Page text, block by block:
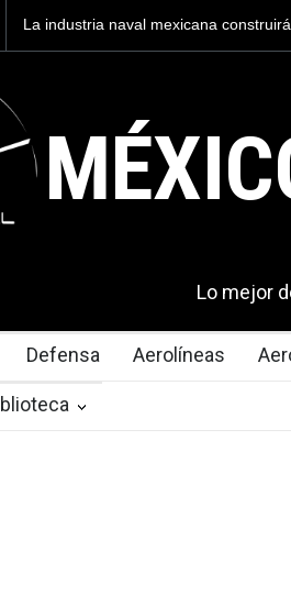
32 BUQUES para la
Entrenar a
Lo mejor
Defensa Aerolíneas